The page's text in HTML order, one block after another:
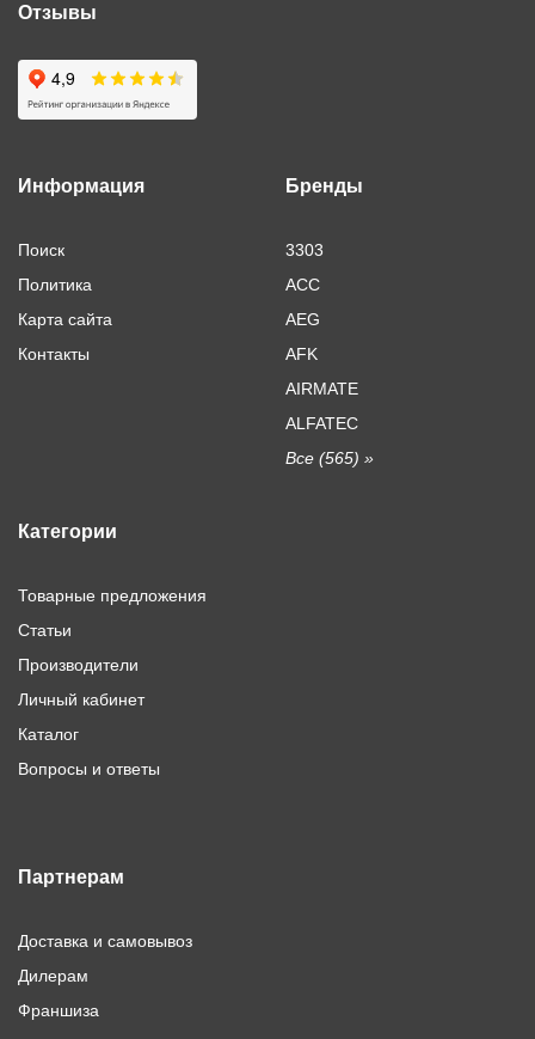
Отзывы
Информация
Поиск
Политика
Карта сайта
Контакты
Бренды
3303
ACC
AEG
AFK
AIRMATE
ALFATEC
Все (565) »
Категории
Товарные предложения
Статьи
Производители
Личный кабинет
Каталог
Вопросы и ответы
Партнерам
Доставка и самовывоз
Дилерам
Франшиза